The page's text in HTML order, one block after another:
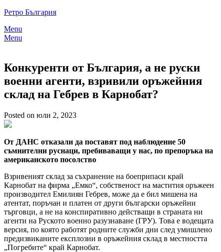
Skip
content
Ретро България
Menu
Menu
Конкуренти от България, а не руски
военни агенти, взривили оръжейния
склад на Гебрев в Карнобат?
Posted on юли 2, 2023
От ДАНС отказали да поставят под наблюдение 50
съмнителни руснаци, пребиваващи у нас, по препоръка на
американското посолство
Взривеният склад за съхранение на боеприпаси край
Карнобат на фирма „Емко“, собственост на мастития оръжеен
производител Емилиян Гебрев, може да е бил мишена на
атентат, поръчан и платен от други български оръжейни
търговци, а не на конспиративно действащи в страната ни
агенти на Руското военно разузнаване (ГРУ). Това е водещата
версия, по която работят родните служби дни след умишлено
предизвиканите експлозии в оръжейния склад в местността
„Погребите“ край Карнобат.